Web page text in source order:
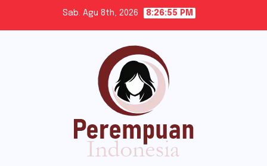
Sab. Agu 8th, 2026 8:26:56 PM